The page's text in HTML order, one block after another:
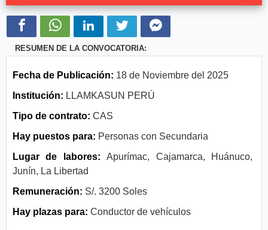
RESUMEN DE LA CONVOCATORIA:
Fecha de Publicación: 18 de Noviembre del 2025
Institución: LLAMKASUN PERÚ
Tipo de contrato: CAS
Hay puestos para: Personas con Secundaria
Lugar de labores:Apurímac, Cajamarca, Huánuco,
Junín, La Libertad
Remuneración: S/. 3200 Soles
Hay plazas para: Conductor de vehículos